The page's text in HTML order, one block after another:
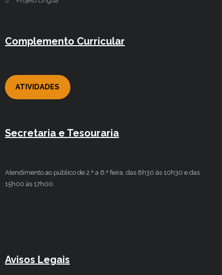
Complemento Curricular
ATIVIDADES
Secretaria e Tesouraria
Atendimento ao público de 2.ª a 6.ª feira, das 8h30 às 10h30 e das
15h00 às 17h00.
Avisos Legais